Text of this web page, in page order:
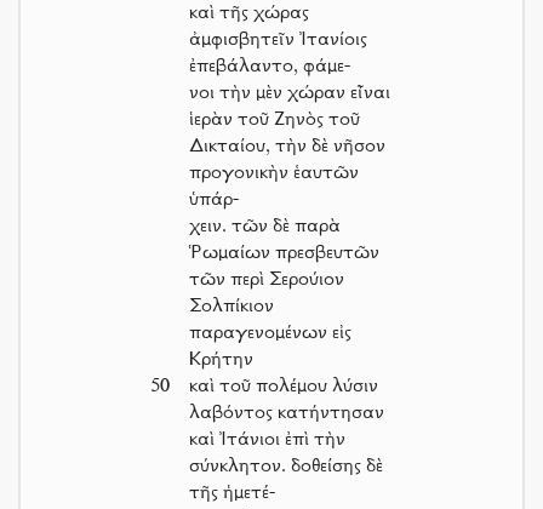
καὶ τῆς χώρας
ἀμφισβητεῖν Ἰτανίοις
ἐπεβάλαντο, φάμε-
νοι τὴν μὲν χώραν εἶναι
ἱερὰν τοῦ Ζηνὸς τοῦ
Δικταίου, τὴν δὲ νῆσον
προγονικὴν ἑαυτῶν
ὑπάρ-
χειν. τῶν δὲ παρὰ
Ῥωμαίων πρεσβευτῶν
τῶν περὶ Σερούιον
Σολπίκιον
παραγενομένων εἰς
Κρήτην
50
καὶ τοῦ πολέμου λύσιν
λαβόντος κατήντησαν
καὶ Ἰτάνιοι ἐπὶ τὴν
σύνκλητον. δοθείσης δὲ
τῆς ἡμετέ-